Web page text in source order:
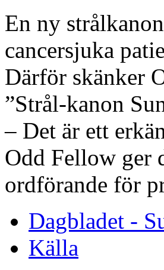
En ny
cancersjuka
Därför skänker
”Strål-kanon
– Det är ett
Odd Fellow ger
ordförande för
Dagbladet -
Källa